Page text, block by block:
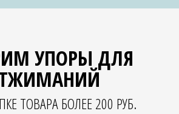
УПОРЫ ДЛЯ
ТОВАРА БОЛЕЕ 200 РУБ.